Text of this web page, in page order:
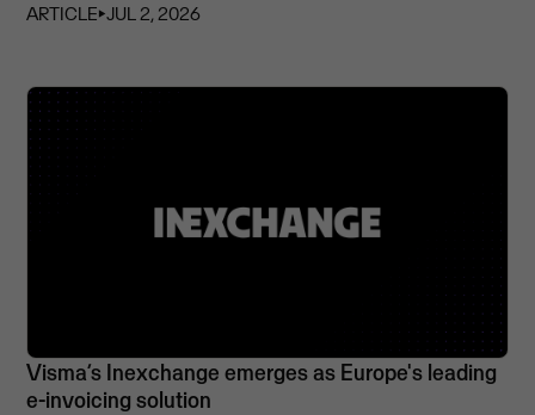
ARTICLE⏵JUL 2, 2026
Visma’s Inexchange emerges as Europe's leading
e-invoicing solution